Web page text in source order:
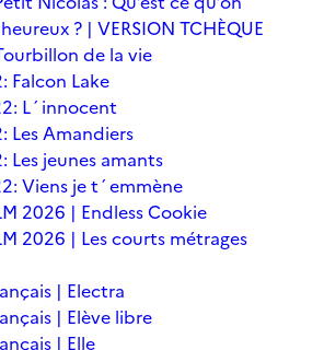
? | VERSION TCHÈQUE
de la vie
Falcon Lake
L´innocent
Les Amandiers
Les jeunes amants
Viens je t´emmène
2026 | Endless Cookie
2026 | Les courts métrages
| Electra
| Elève libre
| Elle